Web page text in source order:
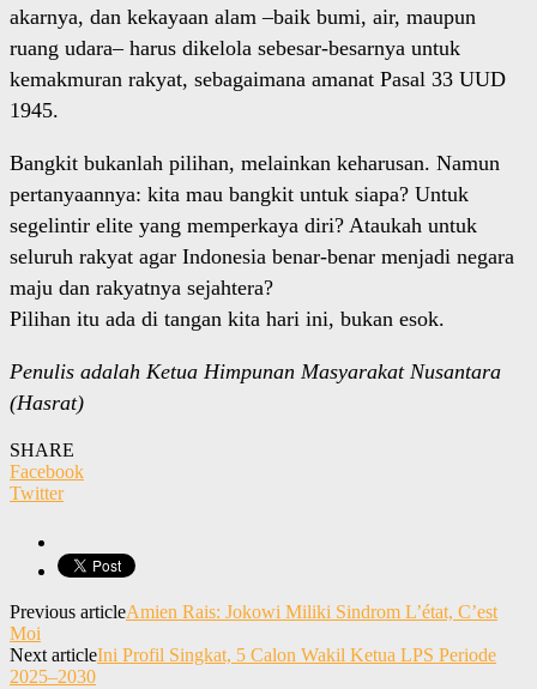
akarnya, dan kekayaan alam –baik bumi, air, maupun
ruang udara– harus dikelola sebesar-besarnya untuk
kemakmuran rakyat, sebagaimana amanat Pasal 33 UUD
1945.
Bangkit bukanlah pilihan, melainkan keharusan. Namun
pertanyaannya: kita mau bangkit untuk siapa? Untuk
segelintir elite yang memperkaya diri? Ataukah untuk
seluruh rakyat agar Indonesia benar-benar menjadi negara
maju dan rakyatnya sejahtera?
Pilihan itu ada di tangan kita hari ini, bukan esok.
Penulis adalah Ketua Himpunan Masyarakat Nusantara
(Hasrat)
SHARE
Facebook
Twitter
Previous articleAmien Rais: Jokowi Miliki Sindrom L’état, C’est
Moi
Next articleIni Profil Singkat, 5 Calon Wakil Ketua LPS Periode
2025–2030